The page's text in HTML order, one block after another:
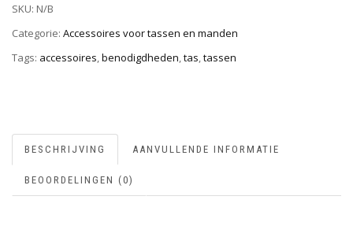
SKU: N/B
Categorie: Accessoires voor tassen en manden
Tags: accessoires benodigdheden tas tassen
BESCHRIJVING AANVULLENDE INFORMATIE
BEOORDELINGEN (0)